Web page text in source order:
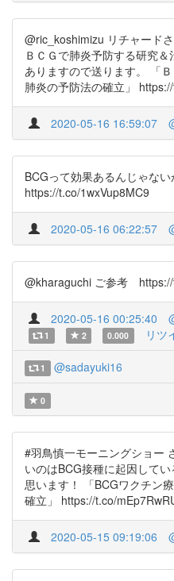
@ric_koshimizu リチャード
ＢＣＧで肺炎予防する研究
ありますので送ります。 「
肺炎の予防法の確立」
2020-05-16 16:59:07
BCGって効果あるんじゃない
https://t.co/1wxVup8MC9
2020-05-16 06:22:57
@kharaguchi ご参考
2020-05-16 00:25:40
1 2 0.000 リツ
1 @sadayuki16
0
#羽鳥慎一モーニングショー
いのはBCG接種に起因して
思います！ 「BCGワクチン
確立」 https://t.co/
2020-05-15 09:19:06